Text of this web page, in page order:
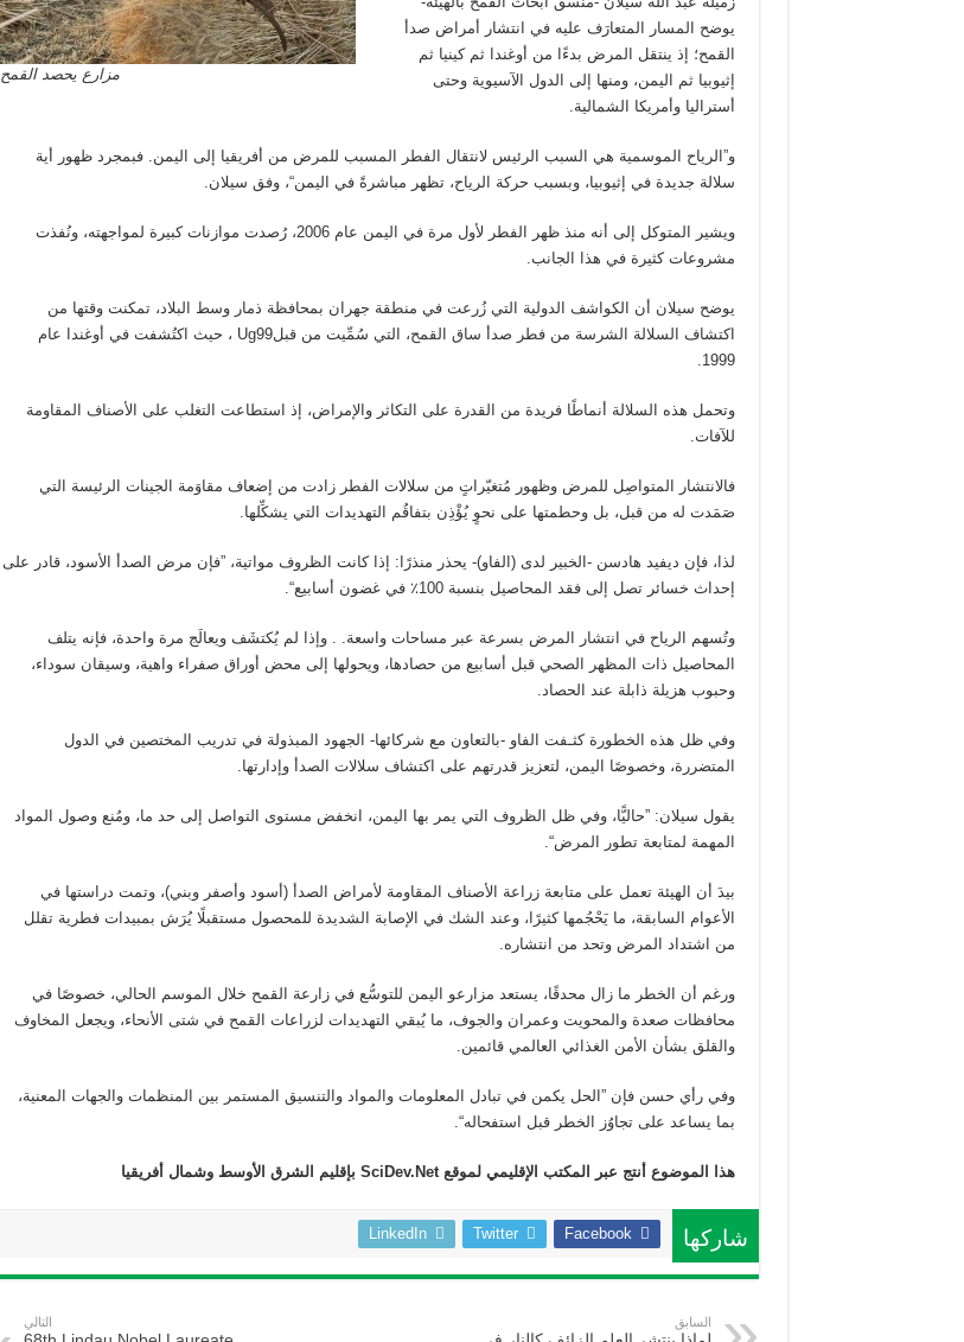
مزارع يحصد القمح
يوضح المسار المتعارَف عليه في انتشار أمراض صدأ
القمح؛ إذ ينتقل المرض بدءًا من أوغندا ثم كينيا ثم
إثيوبيا ثم اليمن، ومنها إلى الدول الآسيوية وحتى
أستراليا وأمريكا الشمالية.
و”الرياح الموسمية هي السبب الرئيس لانتقال الفطر المسبب للمرض من أفريقيا إلى اليمن. فبمجرد ظهور أية
سلالة جديدة في إثيوبيا، وبسبب حركة الرياح، تظهر مباشرةً في اليمن“، وفق سيلان.
ويشير المتوكل إلى أنه منذ ظهر الفطر لأول مرة في اليمن عام 2006، رُصدت موازنات كبيرة لمواجهته، ونُفذت
مشروعات كثيرة في هذا الجانب.
يوضح سيلان أن الكواشف الدولية التي زُرعت في منطقة جهران بمحافظة ذمار وسط البلاد، تمكنت وقتها من
اكتشاف السلالة الشرسة من فطر صدأ ساق القمح، التي سُمِّيت من قبلUg99 ، حيث اكتُشفت في أوغندا عام
1999.
وتحمل هذه السلالة أنماطًا فريدة من القدرة على التكاثر والإمراض، إذ استطاعت التغلب على الأصناف المقاومة
للآفات.
فالانتشار المتواصِل للمرض وظهور مُتغيّراتٍ من سلالات الفطر زادت من إضعاف مقاوَمة الجينات الرئيسة التي
صَمَدت له من قبل، بل وحطمتها على نحوٍ يُؤْذِن بتفاقُم التهديدات التي يشكِّلها.
لذا، فإن ديفيد هادسن -الخبير لدى (الفاو)- يحذر منذرًا: إذا كانت الظروف مواتية، ”فإن مرض الصدأ الأسود، قادر على
إحداث خسائر تصل إلى فقد المحاصيل بنسبة 100٪ في غضون أسابيع“.
وتُسهم الرياح في انتشار المرض بسرعة عبر مساحات واسعة. . وإذا لم يُكتشَف ويعالَج مرة واحدة، فإنه يتلف
المحاصيل ذات المظهر الصحي قبل أسابيع من حصادها، ويحولها إلى محض أوراق صفراء واهية، وسيقان سوداء،
وحبوب هزيلة ذابلة عند الحصاد.
وفي ظل هذه الخطورة كثـفت الفاو -بالتعاون مع شركائها- الجهود المبذولة في تدريب المختصين في الدول
المتضررة، وخصوصًا اليمن، لتعزيز قدرتهم على اكتشاف سلالات الصدأ وإدارتها.
يقول سيلان: ”حاليًّا، وفي ظل الظروف التي يمر بها اليمن، انخفض مستوى التواصل إلى حد ما، ومُنع وصول المواد
المهمة لمتابعة تطور المرض“.
بيدَ أن الهيئة تعمل على متابعة زراعة الأصناف المقاومة لأمراض الصدأ (أسود وأصفر وبني)، وتمت دراستها في
الأعوام السابقة، ما يَحْجُمها كثيرًا، وعند الشك في الإصابة الشديدة للمحصول مستقبلًا يُرَش بمبيدات فطرية تقلل
من اشتداد المرض وتحد من انتشاره.
ورغم أن الخطر ما زال محدقًا، يستعد مزارعو اليمن للتوسُّع في زارعة القمح خلال الموسم الحالي، خصوصًا في
محافظات صعدة والمحويت وعمران والجوف، ما يُبقي التهديدات لزراعات القمح في شتى الأنحاء، ويجعل المخاوف
والقلق بشأن الأمن الغذائي العالمي قائمين.
وفي رأي حسن فإن ”الحل يكمن في تبادل المعلومات والمواد والتنسيق المستمر بين المنظمات والجهات المعنية،
بما يساعد على تجاوُز الخطر قبل استفحاله“.
هذا الموضوع أنتج عبر المكتب الإقليمي لموقع SciDev.Net بإقليم الشرق الأوسط وشمال أفريقيا
شاركها Facebook
Twitter
LinkedIn
السابق التالي